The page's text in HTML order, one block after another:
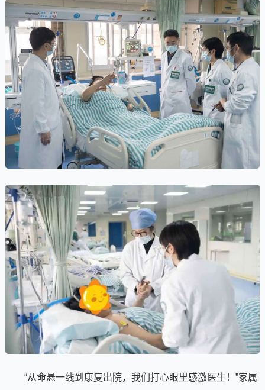
“从命悬一线到康复出院，我们打心眼里感激医生！”家属